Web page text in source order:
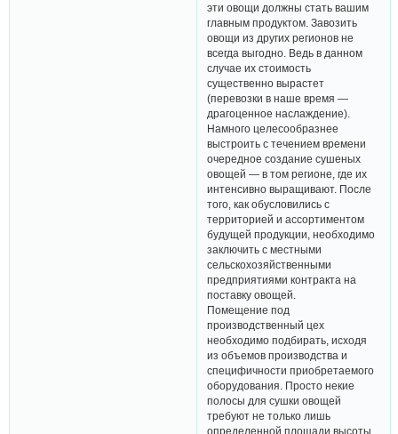
эти овощи должны стать вашим
главным продуктом. Завозить
овощи из других регионов не
всегда выгодно. Ведь в данном
случае их стоимость
существенно вырастет
(перевозки в наше время —
драгоценное наслаждение).
Намного целесообразнее
выстроить с течением времени
очередное создание сушеных
овощей — в том регионе, где их
интенсивно выращивают. После
того, как обусловились с
территорией и ассортиментом
будущей продукции, необходимо
заключить с местными
сельскохозяйственными
предприятиями контракта на
поставку овощей.
Помещение под
производственный цех
необходимо подбирать, исходя
из объемов производства и
специфичности приобретаемого
оборудования. Просто некие
полосы для сушки овощей
требуют не только лишь
определенной площади высоты